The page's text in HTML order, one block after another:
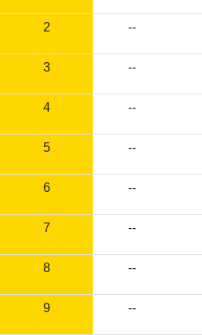
2 --
3 --
4 --
5 --
6 --
7 --
8 --
9 --